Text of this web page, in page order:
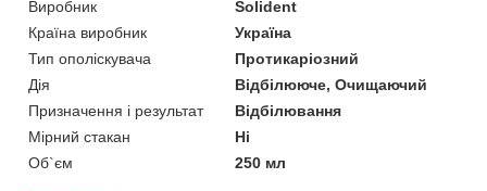
Виробник
Solident
Країна виробник
Україна
Тип ополіскувача
Протикаріозний
Дія
Відбілююче, Очищаючий
Призначення і результат
Відбілювання
Мірний стакан
Ні
Об`єм
250 мл